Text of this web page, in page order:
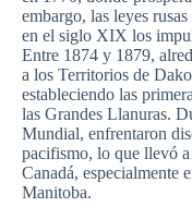
embargo, las leyes
en el siglo XIX los
Entre 1874 y 1879,
a los Territorios de
estableciendo las
las Grandes Llanuras.
Mundial, enfrentaron
pacifismo, lo que llevó
Canadá, especialmente
Manitoba.